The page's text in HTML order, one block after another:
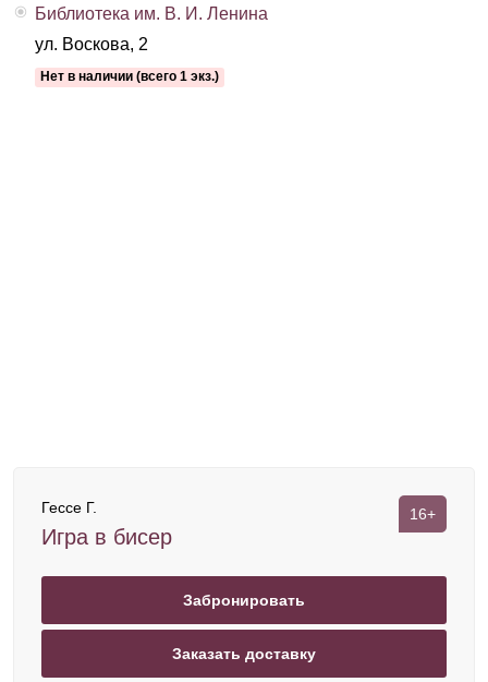
Библиотека им. В. И. Ленина
ул. Воскова, 2
Нет в наличии (всего 1 экз.)
Гессе Г.
Игра в бисер
16+
Забронировать
Заказать доставку